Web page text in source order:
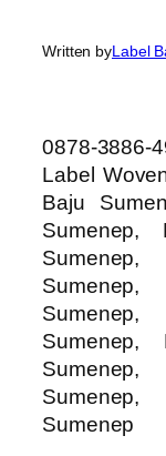
Written byLabel
0878-3886-
Label
Baju
Sumenep,
Sumenep,
Sumenep